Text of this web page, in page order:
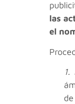
las
el